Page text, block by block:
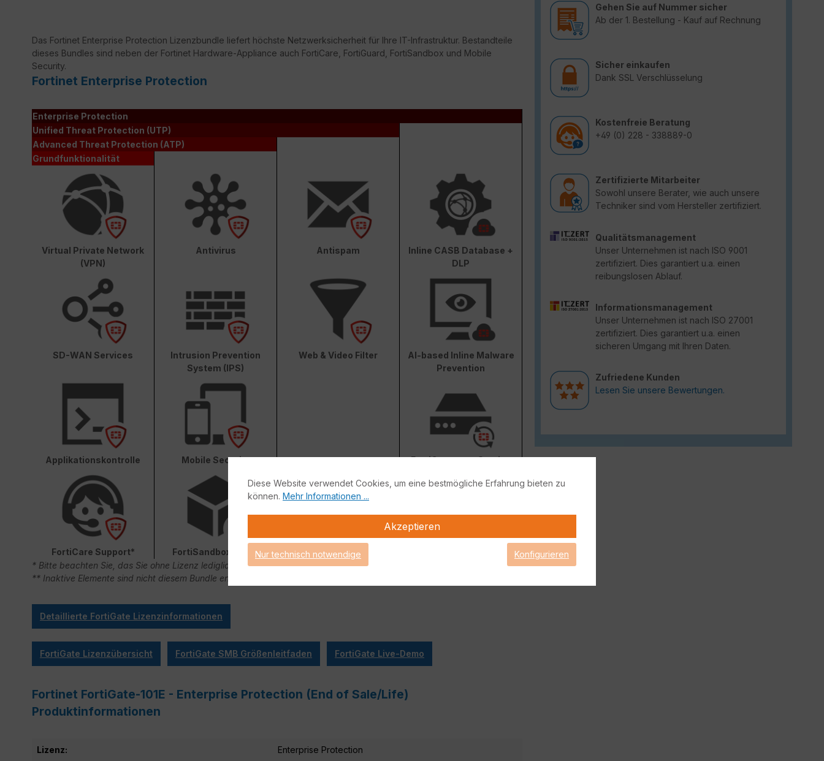
Gehen Sie auf Nummer sicher
Ab der 1. Bestellung - Kauf auf Rechnung
Sicher einkaufen
Dank SSL Verschlüsselung
Kostenfreie Beratung
+49 (0) 228 - 338889-0
Zertifizierte Mitarbeiter
Sowohl unsere Berater, wie auch unsere
Techniker sind vom Hersteller zertifiziert.
Qualitätsmanagement
Unser Unternehmen ist nach ISO 9001
zertifiziert. Dies garantiert u.a. einen
reibungslosen Ablauf.
Informationsmanagement
Unser Unternehmen ist nach ISO 27001
zertifiziert. Dies garantiert u.a. einen
sicheren Umgang mit Ihren Daten.
Zufriedene Kunden
Lesen Sie unsere Bewertungen.
Das Fortinet Enterprise Protection Lizenzbundle liefert höchste Netzwerksicherheit für Ihre IT-Infrastruktur. Bestandteile
dieses Bundles sind neben der Fortinet Hardware-Appliance auch FortiCare, FortiGuard, FortiSandbox und Mobile
Security.
Fortinet Enterprise Protection
Enterprise Protection
Unified Threat Protection (UTP)
Advanced Threat Protection (ATP)
Grundfunktionalität
Virtual Private Network
(VPN)
Antivirus Antispam
Inline CASB Database +
DLP
SD-WAN Services
Intrusion Prevention
System (IPS)
Web & Video Filter
AI-based Inline Malware
Prevention
Applikationskontrolle Mobile Security FortiConverter Service
FortiCare Support* FortiSandbox Cloud
* Bitte beachten Sie, das Sie ohne Lizenz lediglich 90 Tage von FortiCare Support gebrauch machen können.
** Inaktive Elemente sind nicht diesem Bundle enthalten.
Detaillierte FortiGate Lizenzinformationen
FortiGate Lizenzübersicht FortiGate SMB Größenleitfaden FortiGate Live-Demo
Fortinet FortiGate-101E - Enterprise Protection (End of Sale/Life)
Produktinformationen
Lizenz: Enterprise Protection
Diese Website verwendet Cookies, um eine bestmögliche Erfahrung bieten zu
können. Mehr Informationen ...
Akzeptieren
Nur technisch notwendige Konfigurieren